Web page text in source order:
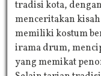
tradisi kota,
menceritakan
memiliki kostum
irama drum,
yang memikat